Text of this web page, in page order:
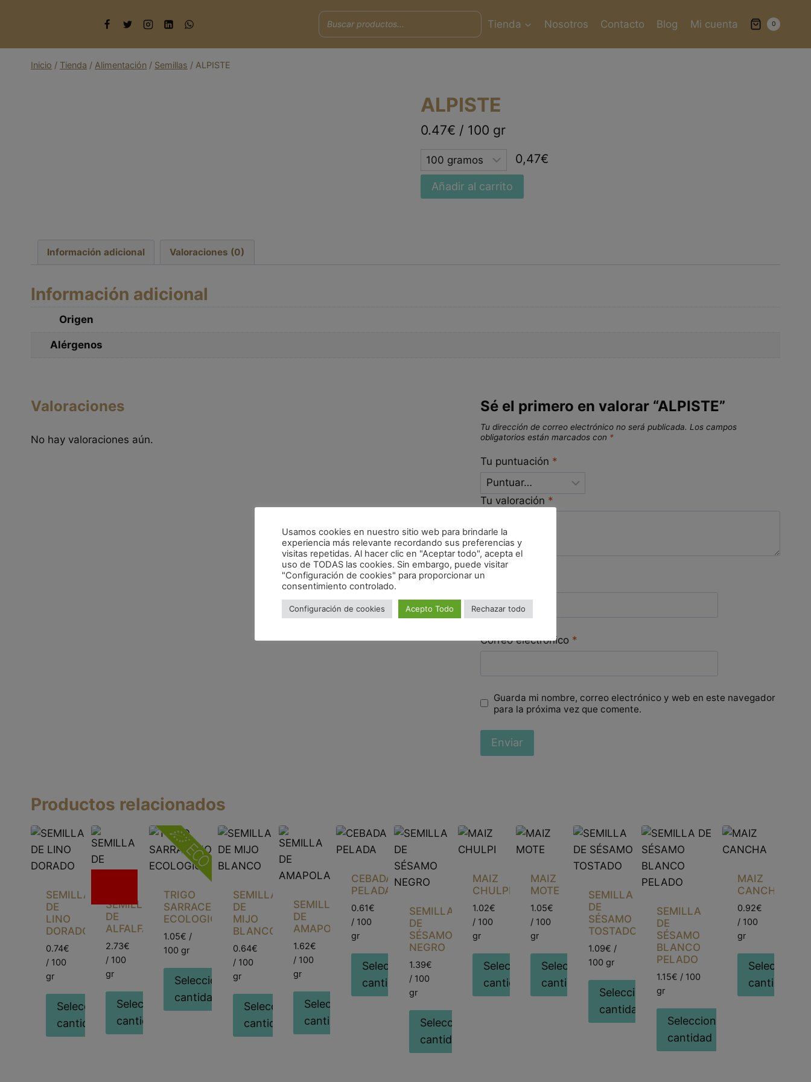
Tienda Nosotros Contacto Blog Mi cuenta 0
Inicio / Tienda / Alimentación / Semillas / ALPISTE
ALPISTE
0.47€ / 100 gr
Selected
option
0,47€
Añadir al carrito
Información adicional Valoraciones (0)
Información adicional
Origen
Alérgenos
Valoraciones
No hay valoraciones aún.
Sé el primero en valorar “ALPISTE”
Tu dirección de correo electrónico no será publicada. Los campos
obligatorios están marcados con *
Tu puntuación *
Tu valoración *
Nombre
Correo electrónico *
Guarda mi nombre, correo electrónico y web en este navegador
para la próxima vez que comente.
Productos relacionados
SEMILLA
DE
LINO
DORADO
0.74€
/ 100
gr
Seleccionar
cantidad
SEMILLA
DE
ALFALFA
2.73€
/ 100
gr
existencias
Seleccionar
cantidad
TRIGO
SARRACENO
ECOLOGICO
1.05€ /
100 gr
Seleccionar
cantidad
SEMILLA
DE
MIJO
BLANCO
0.64€
/ 100
gr
Seleccionar
cantidad
SEMILLA
DE
AMAPOLA
1.62€
/ 100
gr
Seleccionar
cantidad
CEBADA
PELADA
0.61€
/ 100
gr
Seleccionar
cantidad
SEMILLA
DE
SÉSAMO
NEGRO
1.39€
/ 100
gr
Seleccionar
cantidad
MAIZ
CHULPI
1.02€
/ 100
gr
Seleccionar
cantidad
MAIZ
MOTE
1.05€
/ 100
gr
Seleccionar
cantidad
SEMILLA
DE
SÉSAMO
TOSTADO
1.09€ /
100 gr
Seleccionar
cantidad
SEMILLA
DE
SÉSAMO
BLANCO
PELADO
1.15€ / 100
gr
Seleccionar
cantidad
MAIZ
CANCHA
0.92€
/ 100
gr
Seleccionar
cantidad
Usamos cookies en nuestro sitio web para brindarle la
experiencia más relevante recordando sus preferencias y
visitas repetidas. Al hacer clic en "Aceptar todo", acepta el
uso de TODAS las cookies. Sin embargo, puede visitar
"Configuración de cookies" para proporcionar un
consentimiento controlado.
Configuración de cookies Acepto Todo Rechazar todo